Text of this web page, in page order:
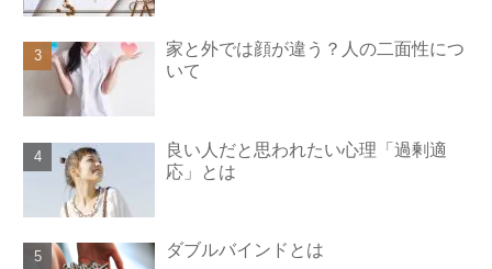
家と外では顔が違う？人の二面性につ
いて
良い人だと思われたい心理「過剰適
応」とは
ダブルバインドとは